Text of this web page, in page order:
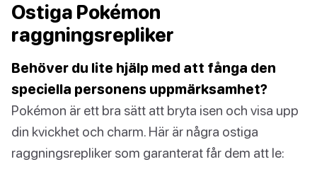
Ostiga Pokémon
raggningsrepliker
Behöver du lite hjälp med att fånga den
speciella personens uppmärksamhet?
Pokémon är ett bra sätt att bryta isen och visa upp
din kvickhet och charm. Här är några ostiga
raggningsrepliker som garanterat får dem att le: